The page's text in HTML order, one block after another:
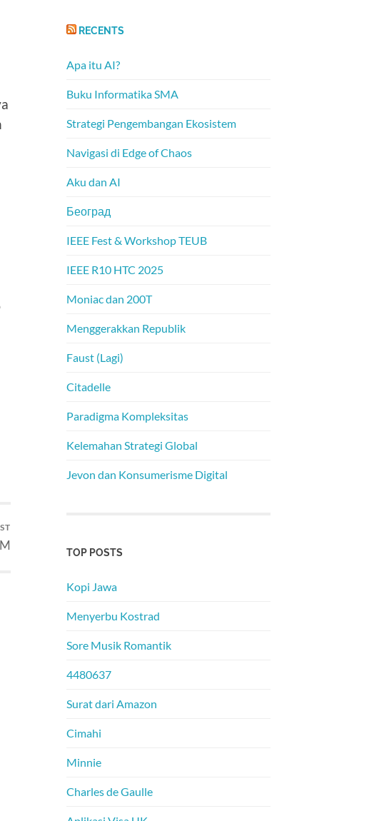
RECENTS
Apa itu AI?
Buku Informatika SMA
Strategi Pengembangan Ekosistem
Navigasi di Edge of Chaos
Aku dan AI
Београд
IEEE Fest & Workshop TEUB
IEEE R10 HTC 2025
Moniac dan 200T
Menggerakkan Republik
Faust (Lagi)
Citadelle
Paradigma Kompleksitas
Kelemahan Strategi Global
Jevon dan Konsumerisme Digital
TOP POSTS
Kopi Jawa
Menyerbu Kostrad
Sore Musik Romantik
4480637
Surat dari Amazon
Cimahi
Minnie
Charles de Gaulle